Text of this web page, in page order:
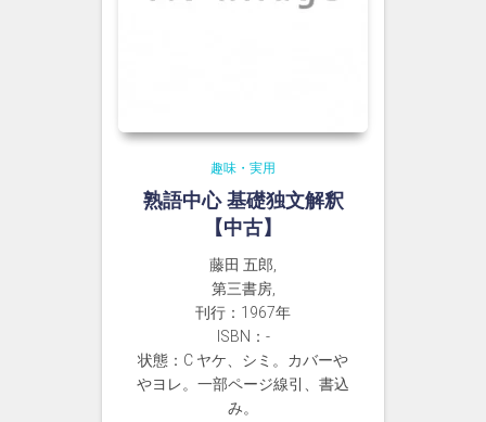
趣味・実用
熟語中心 基礎独文解釈
【中古】
藤田 五郎,
第三書房,
刊行：1967年
ISBN：-
状態：C ヤケ、シミ。カバーや
やヨレ。一部ページ線引、書込
み。